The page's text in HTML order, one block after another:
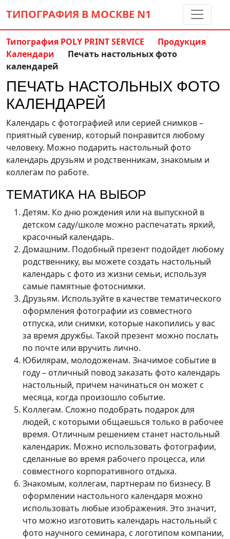
ТИПОГРАФИЯ В МОСКВЕ N1
Контакты: (5 метров от м. Дмитровская)
info@ppsprint.ru 8 495 797-35-59
Типография POLY PRINT SERVICE
Продукция
Календари
Печать настольных фото
календарей
ПЕЧАТЬ НАСТОЛЬНЫХ ФОТО
КАЛЕНДАРЕЙ
Календарь с фотографией или серией снимков –
приятный сувенир, который понравится любому
человеку. Можно подарить настольный фото
календарь друзьям и родственникам, знакомым и
коллегам по работе.
ТЕМАТИКА НА ВЫБОР
Детям. Ко дню рождения или на выпускной в
детском саду/школе можно распечатать яркий,
красочный календарь.
Домашним. Подобный презент подойдет любому
родственнику, вы можете создать настольный
календарь с фото из жизни семьи, используя
самые памятные фотоснимки.
Друзьям. Используйте в качестве тематического
оформления фотографии из совместного
отпуска, или снимки, которые накопились у вас
за время дружбы. Такой презент можно послать
по почте или вручить лично.
Юбилярам, молодоженам. Значимое событие в
году – отличный повод заказать фото календарь
настольный, причем начинаться он может с
месяца, когда произошло событие.
Коллегам. Сложно подобрать подарок для
людей, с которыми общаешься только в рабочее
время. Отличным решением станет настольный
календарик. Можно использовать фотографии,
сделанные во время рабочего процесса, или
совместного корпоративного отдыха.
Знакомым, коллегам, партнерам по бизнесу. В
оформлении настольного календаря можно
использовать любые изображения. Это значит,
что можно изготовить календарь настольный с
фото научного семинара, с логотипом компании,